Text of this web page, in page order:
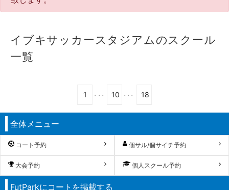
イブキサッカースタジアムのスクール
一覧
1 ... 10 ... 18
全体メニュー
コート予約 個サル/個サイチ予約
大会予約 個人スクール予約
FutParkにコートを掲載する